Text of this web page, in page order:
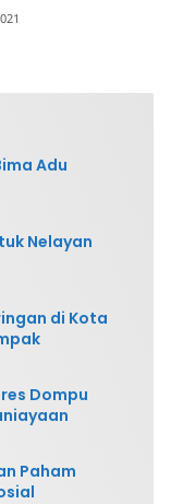
Adu
Nelayan
di Kota
Dompu
Paham